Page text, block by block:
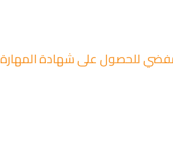
للحصول على شهادة المهارة